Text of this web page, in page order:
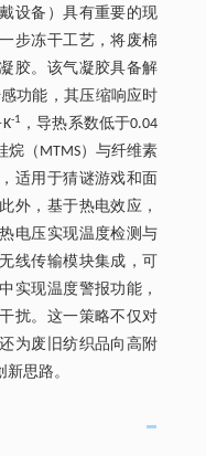
设备）具有重要的现
步冻干工艺，将废棉
胶。该气凝胶具备解
功能，其压缩响应时
-1
，导热系数低于0.04
烷（MTMS）与纤维素
适用于猜谜游戏和面
外，基于热电效应，
电压实现温度检测与
线传输模块集成，可
实现温度警报功能，
扰。这一策略不仅对
为废旧纺织品向高附
思路。